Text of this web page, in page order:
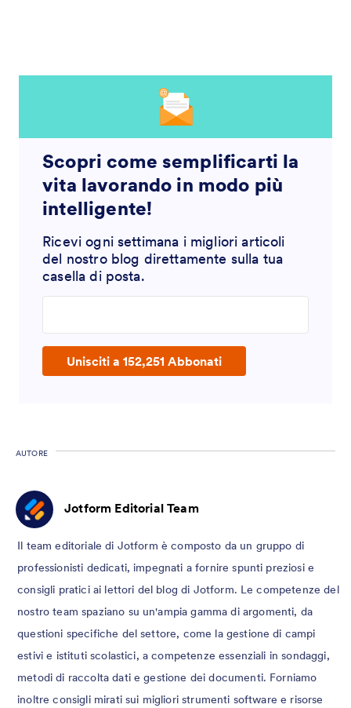
Scopri come semplificarti la
vita lavorando in modo più
intelligente!
Ricevi ogni settimana i migliori articoli
del nostro blog direttamente sulla tua
casella di posta.
Unisciti a 152,251 Abbonati
AUTORE
Jotform Editorial Team
Il team editoriale di Jotform è composto da un gruppo di
professionisti dedicati, impegnati a fornire spunti preziosi e
consigli pratici ai lettori del blog di Jotform. Le competenze del
nostro team spaziano su un'ampia gamma di argomenti, da
questioni specifiche del settore, come la gestione di campi
estivi e istituti scolastici, a competenze essenziali in sondaggi,
metodi di raccolta dati e gestione dei documenti. Forniamo
inoltre consigli mirati sui migliori strumenti software e risorse